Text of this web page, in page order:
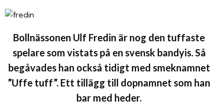
Bollnässonen Ulf Fredin är nog den tuffaste
spelare som vistats på en svensk bandyis. Så
begåvades han också tidigt med smeknamnet
”Uffe tuff”. Ett tillägg till dopnamnet som han
bar med heder.